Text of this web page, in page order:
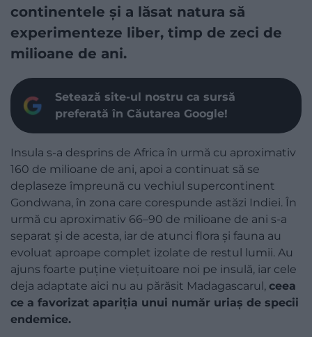
continentele și a lăsat natura să
experimenteze liber, timp de zeci de
milioane de ani.
Setează site-ul nostru ca sursă
preferată în Căutarea Google!
Insula s-a desprins de Africa în urmă cu aproximativ
160 de milioane de ani, apoi a continuat să se
deplaseze împreună cu vechiul supercontinent
Gondwana, în zona care corespunde astăzi Indiei. În
urmă cu aproximativ 66–90 de milioane de ani s-a
separat și de acesta, iar de atunci flora și fauna au
evoluat aproape complet izolate de restul lumii. Au
ajuns foarte puține viețuitoare noi pe insulă, iar cele
deja adaptate aici nu au părăsit Madagascarul, ceea
ce a favorizat apariția unui număr uriaș de specii
endemice.